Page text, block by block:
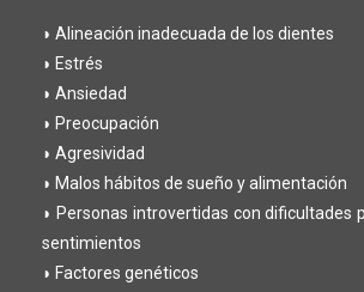
◗ Alineación inadecuada de los dientes
◗ Estrés
◗ Ansiedad
◗ Preocupación
◗ Agresividad
◗ Malos hábitos de sueño y alimentación
◗ Personas introvertidas con dificultades
sentimientos
◗ Factores genéticos